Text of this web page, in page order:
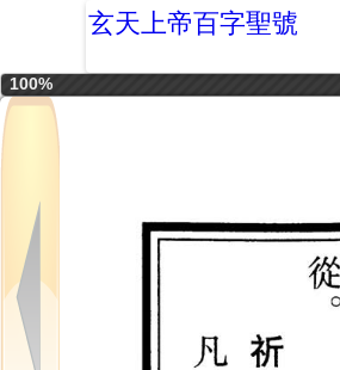
玄天上帝百字聖號
100%